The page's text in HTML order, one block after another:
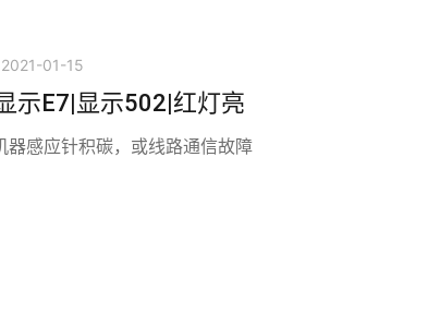
2021-01-15
示E7|显示502|红灯亮
器感应针积碳，或线路通信故障